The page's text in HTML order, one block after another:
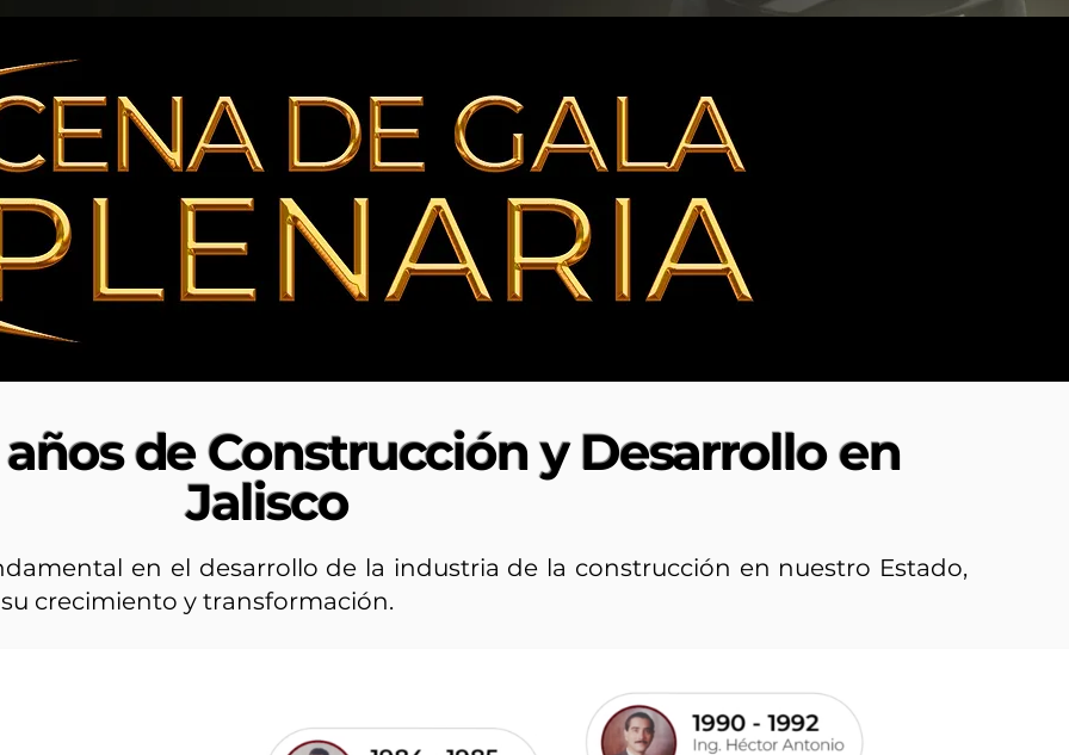
de Construcción y Desarrollo en
Jalisco
en el desarrollo de la industria de la construcción en nuestro Estado,
crecimiento y transformación.